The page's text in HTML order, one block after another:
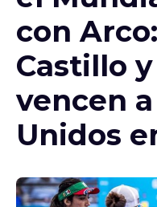
con
Castillo
vencen
Unidos